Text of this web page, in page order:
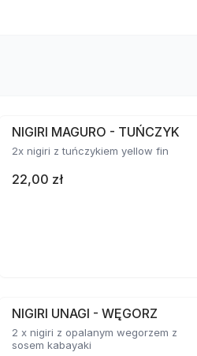
NIGIRI MAGURO - TUŃCZYK
2x nigiri z tuńczykiem yellow fin
22,00 zł
NIGIRI UNAGI - WĘGORZ
2 x nigiri z opalanym wegorzem z
sosem kabayaki